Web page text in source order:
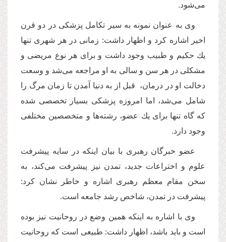
می‌شود.
وی به عنوان نمونه به سیر تكامل پزشكی در دو قرن
اخیر اشاره كرد و اظهار داشت: زمانی در هر شهری تنها
یك حكیم و طبیب وجود داشت و برای هر نوع مریضی و
مشكلی در هر سن و سالی به او مراجعه می‌شد و وسعت
دخالت او در درمان، قبل از به دنیا آمدن تا زمان مرگ را
شامل می‌شد، اما امروزه پزشكی بسیار تخصصی شده
كه گاه تنها برای یك عضو، رشته‌ها و متخصصین مختلفی
وجود دارد.
عضو خبرگان رهبری با بیان اینكه در سایه پیشرفت
علوم و اختراعات جدید، تمدن نیز پیشرفت می‌كند، به
سخن مقام معظم رهبری اشاره و خاطر نشان كرد:
پیشرفت در تمدن، شاخص رشد جامعه است.
وی با اشاره به اینكه همین وضع در روحانیت نیز بوده
است و باید باشد، اظهار داشت: طبیعی است كه روحانیت